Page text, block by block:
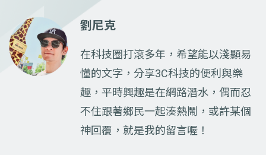
劉尼克
在科技圈打滾多年，希望能以淺顯易
懂的文字，分享3C科技的便利與樂
趣，平時興趣是在網路潛水，偶而忍
不住跟著鄉民一起湊熱鬧，或許某個
神回覆，就是我的留言喔！